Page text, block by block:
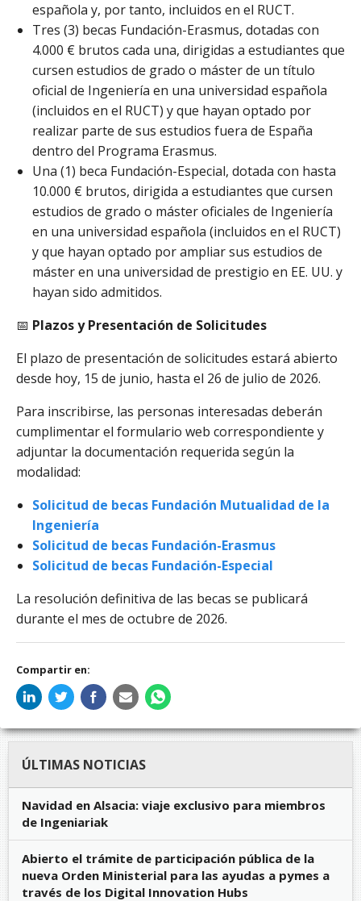
española y, por tanto, incluidos en el RUCT.
Tres (3) becas Fundación-Erasmus, dotadas con
4.000 € brutos cada una, dirigidas a estudiantes que
cursen estudios de grado o máster de un título
oficial de Ingeniería en una universidad española
(incluidos en el RUCT) y que hayan optado por
realizar parte de sus estudios fuera de España
dentro del Programa Erasmus.
Una (1) beca Fundación-Especial, dotada con hasta
10.000 € brutos, dirigida a estudiantes que cursen
estudios de grado o máster oficiales de Ingeniería
en una universidad española (incluidos en el RUCT)
y que hayan optado por ampliar sus estudios de
máster en una universidad de prestigio en EE. UU. y
hayan sido admitidos.
📅 Plazos y Presentación de Solicitudes
El plazo de presentación de solicitudes estará abierto
desde hoy, 15 de junio, hasta el 26 de julio de 2026.
Para inscribirse, las personas interesadas deberán
cumplimentar el formulario web correspondiente y
adjuntar la documentación requerida según la
modalidad:
Solicitud de becas Fundación Mutualidad de la
Ingeniería
Solicitud de becas Fundación-Erasmus
Solicitud de becas Fundación-Especial
La resolución definitiva de las becas se publicará
durante el mes de octubre de 2026.
Compartir en:
ÚLTIMAS NOTICIAS
Navidad en Alsacia: viaje exclusivo para miembros
de Ingeniariak
Abierto el trámite de participación pública de la
nueva Orden Ministerial para las ayudas a pymes a
través de los Digital Innovation Hubs